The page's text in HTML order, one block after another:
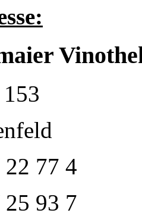
77 4
93 7